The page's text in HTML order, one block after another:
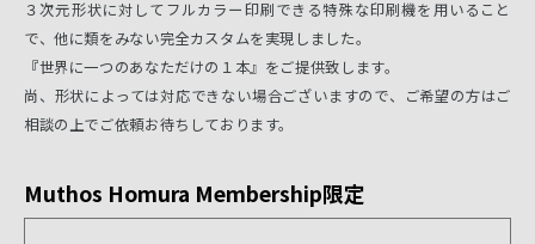
３次元形状に対してフルカラー印刷できる特殊な印刷機を用いること
で、他に類をみない完全カスタムを実現しました。
『世界に一つのあなただけの１本』をご提供致します。
尚、形状によっては対応できない場合ございますので、ご希望の方はご
相談の上でご依頼お待ちしております。
Muthos Homura Membership限定